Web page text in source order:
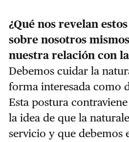
¿Qué nos revelan
sobre nosotros
nuestra relación con
Debemos cuidar la
forma interesada como
Esta postura
la idea de que la
servicio y que debemos